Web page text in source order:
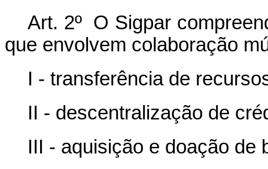
Art. 2º O Sigpar
que envolvem colaboração
I - transferência de
II - descentralização de
III - aquisição e doação de